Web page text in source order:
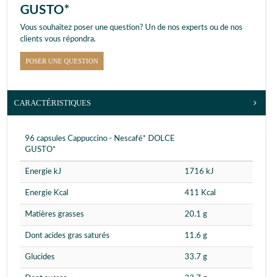
GUSTO*
Vous souhaitez poser une question? Un de nos experts ou de nos
clients vous répondra.
POSER UNE QUESTION
CARACTÉRISTIQUES
96 capsules Cappuccino - Nescafé* DOLCE
GUSTO*
Energie kJ 1716 kJ
Energie Kcal 411 Kcal
Matières grasses 20.1 g
Dont acides gras saturés 11.6 g
Glucides 33.7 g